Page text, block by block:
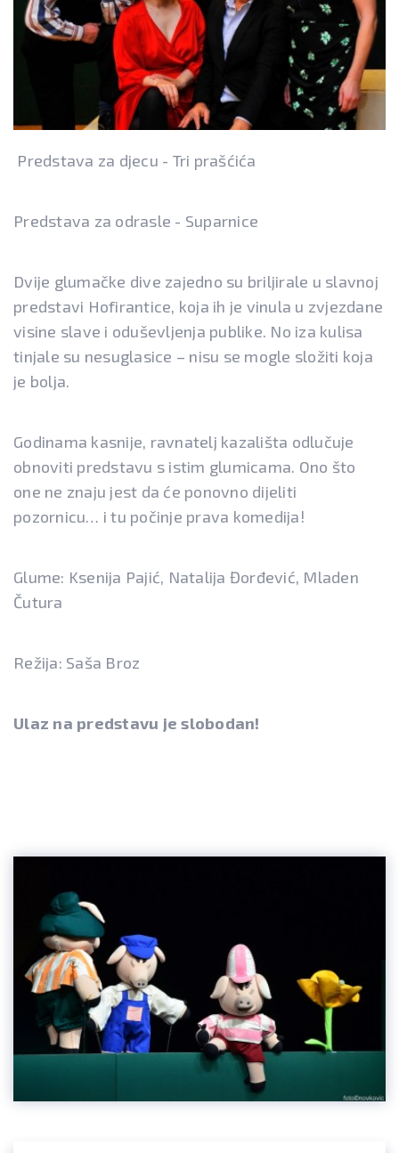
Predstava za djecu - Tri prašćića
Predstava za odrasle - Suparnice
Dvije glumačke dive zajedno su briljirale u slavnoj
predstavi Hofirantice, koja ih je vinula u zvjezdane
visine slave i oduševljenja publike. No iza kulisa
tinjale su nesuglasice – nisu se mogle složiti koja
je bolja.
Godinama kasnije, ravnatelj kazališta odlučuje
obnoviti predstavu s istim glumicama. Ono što
one ne znaju jest da će ponovno dijeliti
pozornicu… i tu počinje prava komedija!
Glume: Ksenija Pajić, Natalija Đorđević, Mladen
Čutura
Režija: Saša Broz
Ulaz na predstavu je slobodan!